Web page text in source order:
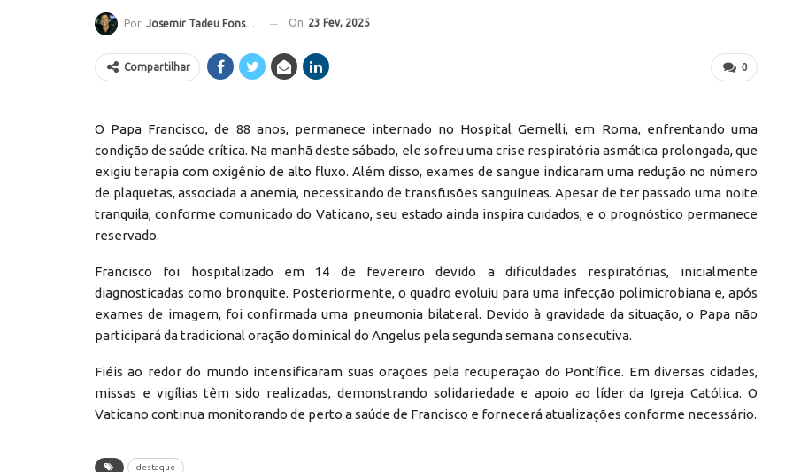
Por Josemir Tadeu Fonseca On 23 Fev, 2025
0
Compartilhar
O Papa Francisco, de 88 anos, permanece internado no Hospital Gemelli, em Roma, enfrentando uma
condição de saúde crítica. Na manhã deste sábado, ele sofreu uma crise respiratória asmática prolongada, que
exigiu terapia com oxigênio de alto fluxo. Além disso, exames de sangue indicaram uma redução no número
de plaquetas, associada a anemia, necessitando de transfusões sanguíneas. Apesar de ter passado uma noite
tranquila, conforme comunicado do Vaticano, seu estado ainda inspira cuidados, e o prognóstico permanece
reservado.
Francisco foi hospitalizado em 14 de fevereiro devido a dificuldades respiratórias, inicialmente
diagnosticadas como bronquite. Posteriormente, o quadro evoluiu para uma infecção polimicrobiana e, após
exames de imagem, foi confirmada uma pneumonia bilateral. Devido à gravidade da situação, o Papa não
participará da tradicional oração dominical do Angelus pela segunda semana consecutiva.
Fiéis ao redor do mundo intensificaram suas orações pela recuperação do Pontífice. Em diversas cidades,
missas e vigílias têm sido realizadas, demonstrando solidariedade e apoio ao líder da Igreja Católica. O
Vaticano continua monitorando de perto a saúde de Francisco e fornecerá atualizações conforme necessário.
destaque